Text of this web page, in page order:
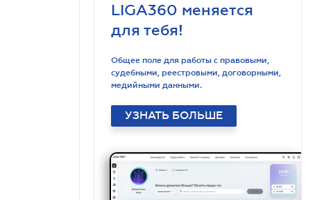
LIGA360 меняется
для тебя!
Общее поле для работы с правовыми,
судебными, реестровыми, договорными,
медийными данными.
УЗНАТЬ БОЛЬШЕ